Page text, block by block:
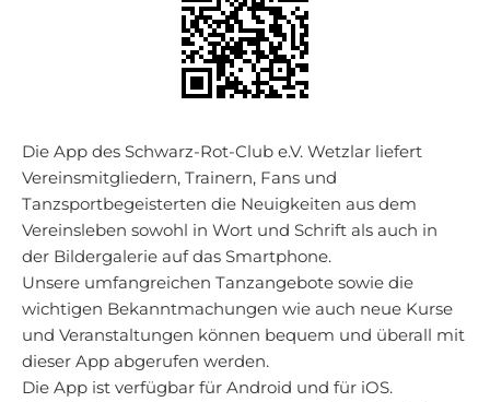
Die App des Schwarz-Rot-Club e.V. Wetzlar liefert
Vereinsmitgliedern, Trainern, Fans und
Tanzsportbegeisterten die Neuigkeiten aus dem
Vereinsleben sowohl in Wort und Schrift als auch in
der Bildergalerie auf das Smartphone.
Unsere umfangreichen Tanzangebote sowie die
wichtigen Bekanntmachungen wie auch neue Kurse
und Veranstaltungen können bequem und überall mit
dieser App abgerufen werden.
Die App ist verfügbar für Android und für iOS.